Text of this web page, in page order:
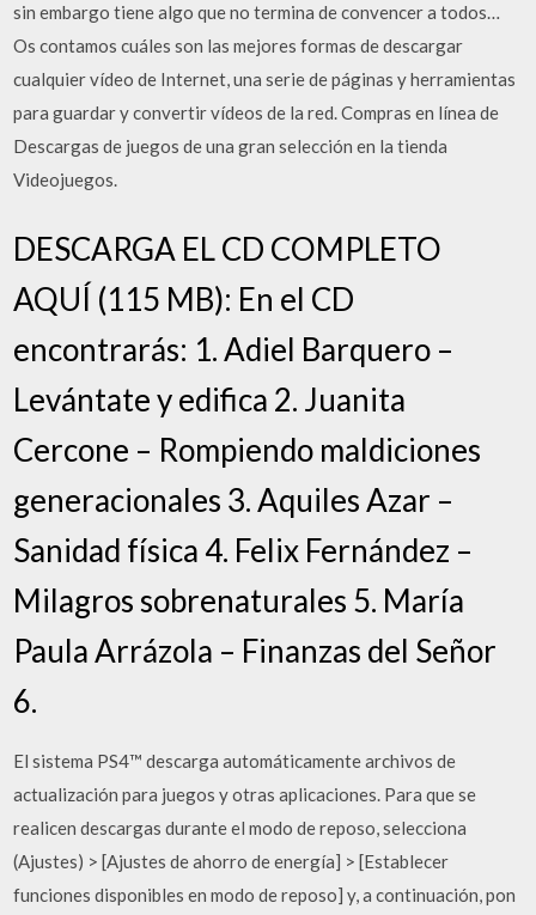
sin embargo tiene algo que no termina de convencer a todos…
Os contamos cuáles son las mejores formas de descargar
cualquier vídeo de Internet, una serie de páginas y herramientas
para guardar y convertir vídeos de la red. Compras en línea de
Descargas de juegos de una gran selección en la tienda
Videojuegos.
DESCARGA EL CD COMPLETO
AQUÍ (115 MB): En el CD
encontrarás: 1. Adiel Barquero –
Levántate y edifica 2. Juanita
Cercone – Rompiendo maldiciones
generacionales 3. Aquiles Azar –
Sanidad física 4. Felix Fernández –
Milagros sobrenaturales 5. María
Paula Arrázola – Finanzas del Señor
6.
El sistema PS4™ descarga automáticamente archivos de
actualización para juegos y otras aplicaciones. Para que se
realicen descargas durante el modo de reposo, selecciona
(Ajustes) > [Ajustes de ahorro de energía] > [Establecer
funciones disponibles en modo de reposo] y, a continuación, pon